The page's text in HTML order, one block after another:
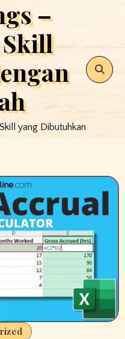
–
yang Dibutuhkan